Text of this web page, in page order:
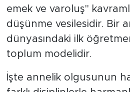
emek ve varoluş"
düşünme vesilesidir. Bir
dünyasındaki ilk
toplum modelidir.
​İşte annelik olgusunun
ANALİZ
KULİS
YAZARLAR